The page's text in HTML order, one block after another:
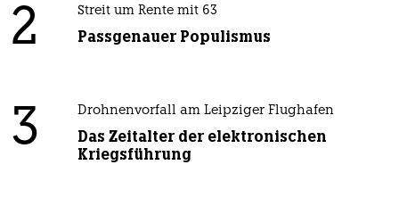
2 Streit um Rente mit 63
Passgenauer Populismus
3 Drohnenvorfall am Leipziger Flughafen
Das Zeitalter der elektronischen
Kriegsführung